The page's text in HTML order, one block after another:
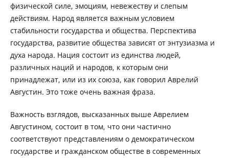
физической силе, эмоциям, невежеству и слепым
действиям. Народ является важным условием
стабильности государства и общества. Перспектива
государства, развитие общества зависят от энтузиазма и
духа народа. Нация состоит из единства людей,
различных наций и народов, к которым они
принадлежат, или из их союза, как говорил Аврелий
Августин. Это тоже очень важная фраза.
Важность взглядов, высказанных выше Аврелием
Августином, состоит в том, что они частично
соответствуют представлениям о демократическом
государстве и гражданском обществе в современных